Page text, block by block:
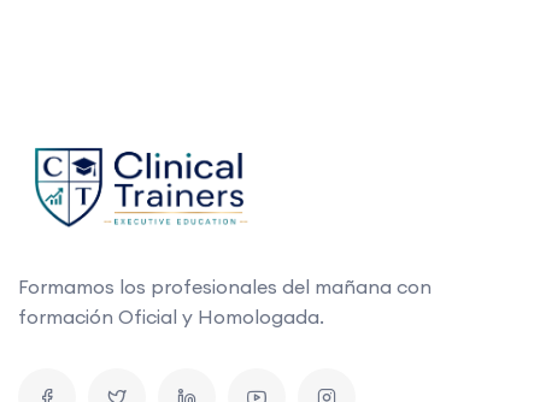
Formamos los profesionales del mañana con
formación Oficial y Homologada.